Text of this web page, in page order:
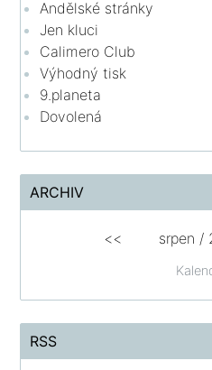
Andělské stránky
Jen kluci
Calimero Club
Výhodný tisk
9.planeta
Dovolená
ARCHIV
<< srpen /
RSS